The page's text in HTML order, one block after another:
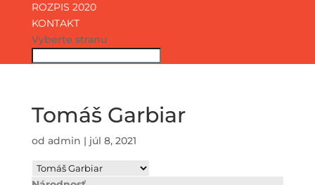
ROZPIS 2020
KONTAKT
Vyberte stranu
Tomáš Garbiar
od admin | júl 8, 2021